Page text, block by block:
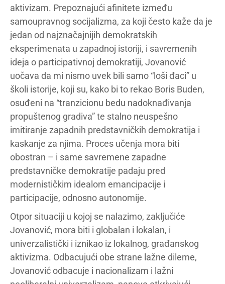
aktivizam. Prepoznajući afinitete između
samoupravnog socijalizma, za koji često kaže da je
jedan od najznačajnijih demokratskih
eksperimenata u zapadnoj istoriji, i savremenih
ideja o participativnoj demokratiji, Jovanović
uočava da mi nismo uvek bili samo “loši đaci” u
školi istorije, koji su, kako bi to rekao Boris Buden,
osuđeni na “tranzicionu bedu nadoknađivanja
propuštenog gradiva” te stalno neuspešno
imitiranje zapadnih predstavničkih demokratija i
kaskanje za njima. Proces učenja mora biti
obostran – i same savremene zapadne
predstavničke demokratije padaju pred
modernističkim idealom emancipacije i
participacije, odnosno autonomije.
Otpor situaciji u kojoj se nalazimo, zaključiće
Jovanović, mora biti i globalan i lokalan, i
univerzalistički i iznikao iz lokalnog, građanskog
aktivizma. Odbacujući obe strane lažne dileme,
Jovanović odbacuje i nacionalizam i lažni